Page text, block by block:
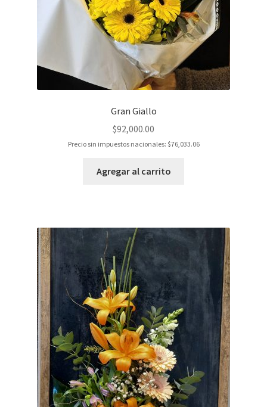
Gran Giallo
$92,000.00
Precio sin impuestos nacionales: $76,033.06
Agregar al carrito